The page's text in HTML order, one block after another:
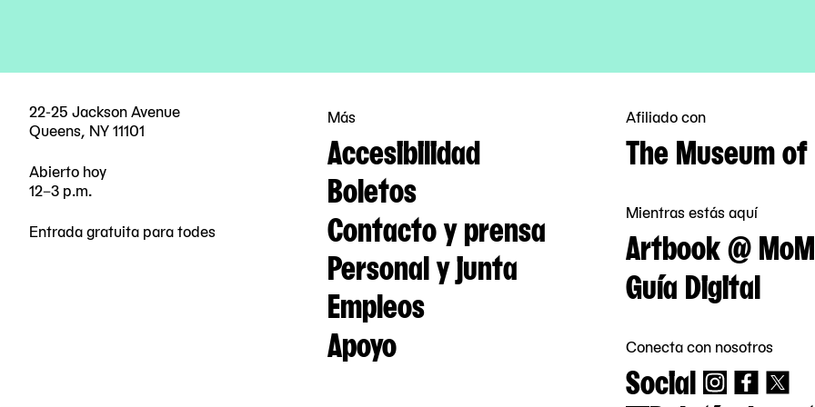
22-25 Jackson Avenue
Queens, NY 11101
Abierto hoy
12–3 p.m.
Entrada gratuita para todes
Más
Accesibilidad
Boletos
Contacto y prensa
Personal y junta
Empleos
Apoyo
Afiliado con
The Museum
Mientras estás aquí
Artbook @
Guía Digital
Conecta con nosotros
Social